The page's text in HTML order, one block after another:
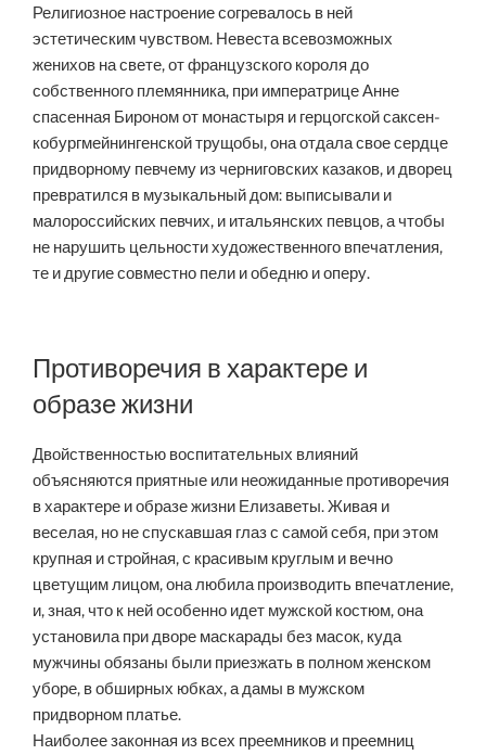
Религиозное настроение согревалось в ней
эстетическим чувством. Невеста всевозможных
женихов на свете, от французского короля до
собственного племянника, при императрице Анне
спасенная Бироном от монастыря и герцогской саксен-
кобургмейнингенской трущобы, она отдала свое сердце
придворному певчему из черниговских казаков, и дворец
превратился в музыкальный дом: выписывали и
малороссийских певчих, и итальянских певцов, а чтобы
не нарушить цельности художественного впечатления,
те и другие совместно пели и обедню и оперу.
Противоречия в характере и
образе жизни
Двойственностью воспитательных влияний
объясняются приятные или неожиданные противоречия
в характере и образе жизни Елизаветы. Живая и
веселая, но не спускавшая глаз с самой себя, при этом
крупная и стройная, с красивым круглым и вечно
цветущим лицом, она любила производить впечатление,
и, зная, что к ней особенно идет мужской костюм, она
установила при дворе маскарады без масок, куда
мужчины обязаны были приезжать в полном женском
уборе, в обширных юбках, а дамы в мужском
придворном платье.
Наиболее законная из всех преемников и преемниц